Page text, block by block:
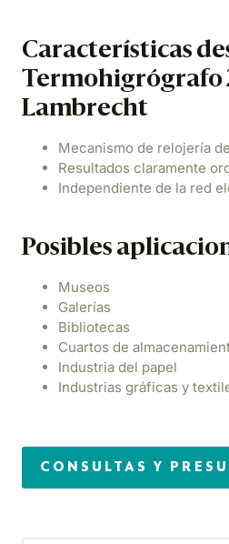
Características
Termohigrógrafo
Lambrecht
Mecanismo de relojería
Resultados claramente
Independiente de la red
Posibles
Museos
Galerías
Bibliotecas
Cuartos de
Industria del papel
Industrias gráficas y
CONSULTAS Y